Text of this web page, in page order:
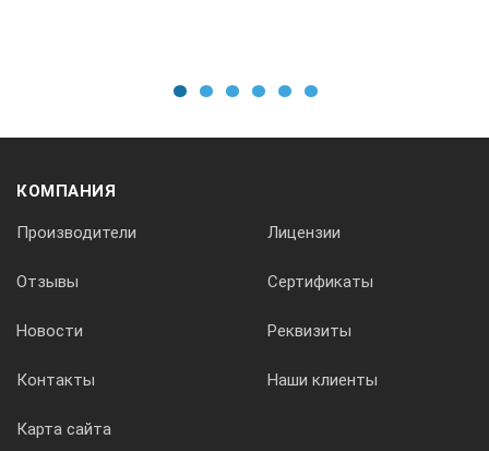
КОМПАНИЯ
Производители Лицензии
Отзывы Сертификаты
Новости Реквизиты
Контакты Наши клиенты
Карта сайта